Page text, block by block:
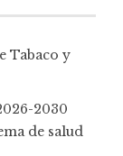
Tabaco y
2030
de salud